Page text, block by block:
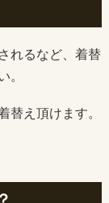
れるなど、着替
。
替え頂けます。